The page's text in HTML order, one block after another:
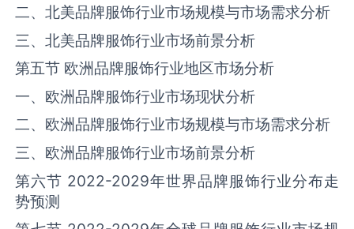
二、北美品牌服饰行业市场规模与市场需求分析
三、北美品牌服饰行业市场前景分析
第五节 欧洲品牌服饰行业地区市场分析
一、欧洲品牌服饰行业市场现状分析
二、欧洲品牌服饰行业市场规模与市场需求分析
三、欧洲品牌服饰行业市场前景分析
第六节 2022-2029年世界品牌服饰行业分布走
势预测